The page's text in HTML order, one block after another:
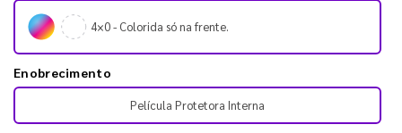
4×0 - Colorida só na frente.
Enobrecimento
Película Protetora Interna